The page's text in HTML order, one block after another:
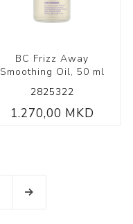
BC Frizz Away
Smoothing Oil, 50 ml
2825322
1.270,00 MKD